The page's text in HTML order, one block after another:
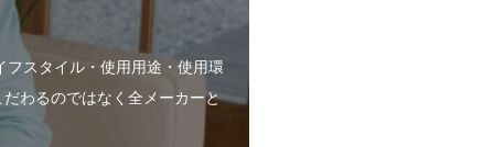
スタイル・使用用途・使用環
わるのではなく全メーカーと